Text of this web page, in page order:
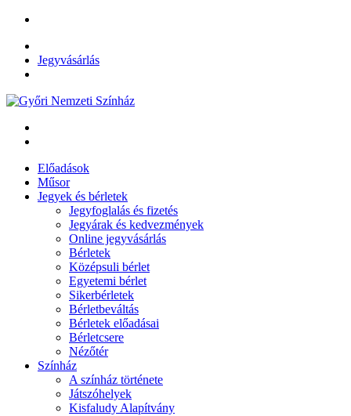
Jegyvásárlás
Előadások
Műsor
Jegyek és bérletek
Jegyfoglalás és fizetés
Jegyárak és kedvezmények
Online jegyvásárlás
Bérletek
Középsuli bérlet
Egyetemi bérlet
Sikerbérletek
Bérletbeváltás
Bérletek előadásai
Bérletcsere
Nézőtér
Színház
A színház története
Játszóhelyek
Kisfaludy Alapítvány